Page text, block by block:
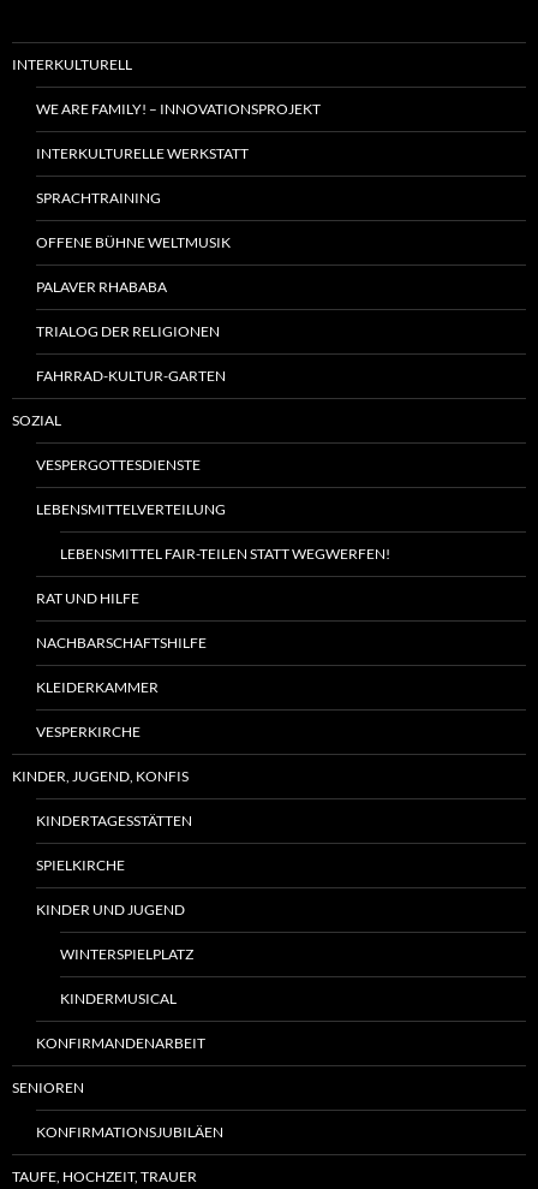
INTERKULTURELL
WE ARE FAMILY! – INNOVATIONSPROJEKT
INTERKULTURELLE WERKSTATT
SPRACHTRAINING
OFFENE BÜHNE WELTMUSIK
PALAVER RHABABA
TRIALOG DER RELIGIONEN
FAHRRAD-KULTUR-GARTEN
SOZIAL
VESPERGOTTESDIENSTE
LEBENSMITTELVERTEILUNG
LEBENSMITTEL FAIR-TEILEN STATT WEGWERFEN!
RAT UND HILFE
NACHBARSCHAFTSHILFE
KLEIDERKAMMER
VESPERKIRCHE
KINDER, JUGEND, KONFIS
KINDERTAGESSTÄTTEN
SPIELKIRCHE
KINDER UND JUGEND
WINTERSPIELPLATZ
KINDERMUSICAL
KONFIRMANDENARBEIT
SENIOREN
KONFIRMATIONSJUBILÄEN
TAUFE, HOCHZEIT, TRAUER